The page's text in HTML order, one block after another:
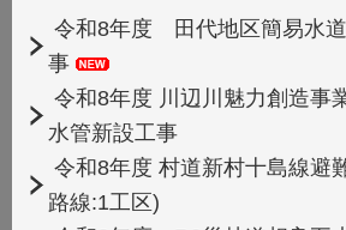
令和8年度 田代地区簡易水
事
令和8年度 川辺川魅力創造事
水管新設工事
令和8年度 村道新村十島線避
路線:1工区)